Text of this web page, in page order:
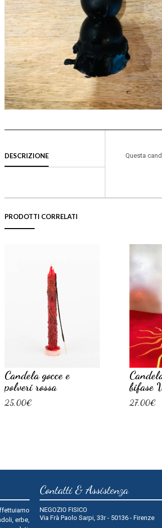
DESCRIZIONE Questa
PRODOTTI CORRELATI
Candela gocce e
polveri rossa
25,00€
bifase
27,00€
erbe,
Contatti & Assistenza
NEGOZIO FISICO
Via Frà Paolo Sarpi, 33r - 50136 - Firenze